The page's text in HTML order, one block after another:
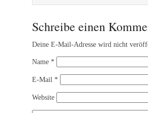
Schreibe einen
Deine E-Mail-Adresse wird nicht
Name *
E-Mail *
Website